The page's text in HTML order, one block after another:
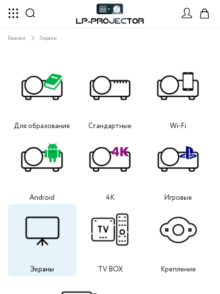
Главная Экраны
Для образования Стандартные Wi-Fi
Android 4K Игровые
Экраны TV BOX Крепление